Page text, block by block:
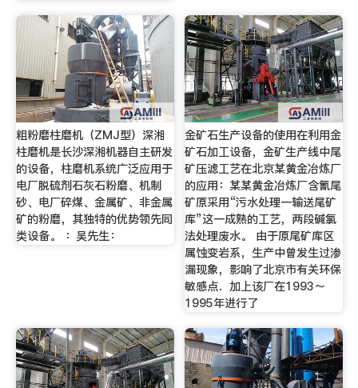
粗粉磨柱磨机（ZMJ型）深湘
柱磨机是长沙深湘机器自主研发
的设备，柱磨机系统广泛应用于
电厂脱硫剂石灰石粉磨、机制
砂、电厂碎煤、金属矿、非金属
矿的粉磨，其独特的优势领先同
类设备。 ：吴先生：
金矿石生产设备的使用在利用金
矿石加工设备，金矿生产线中尾
矿压滤工艺在北京某黄金冶炼厂
的应用：某某黄金冶炼厂含氰尾
矿原采用“污水处理一输送尾矿
库”这一成熟的工艺，两段碱氯
法处理废水。 由于原尾矿库区
属蚀变岩系，生产中曾发生过渗
漏现象，影响了北京市有关环保
敏感点．加上该厂在1993～
1995年进行了